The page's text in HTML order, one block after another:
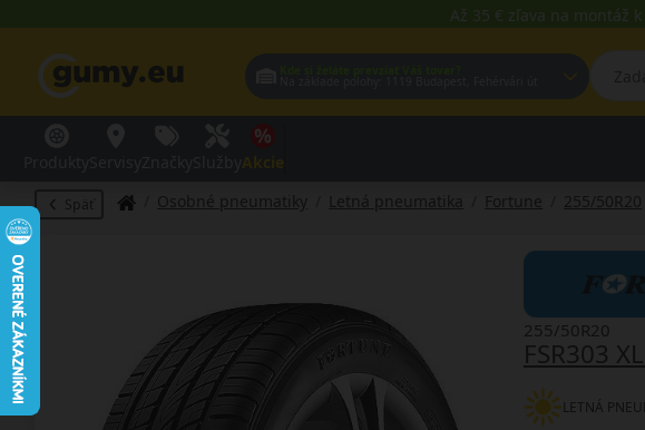
Až 35 € zľava na montáž
Na základe polohy:
Späť Osobné pneumatiky Letná pneumatika Fortune 255/50R20
FSR303
255/50R20
LETNÁ